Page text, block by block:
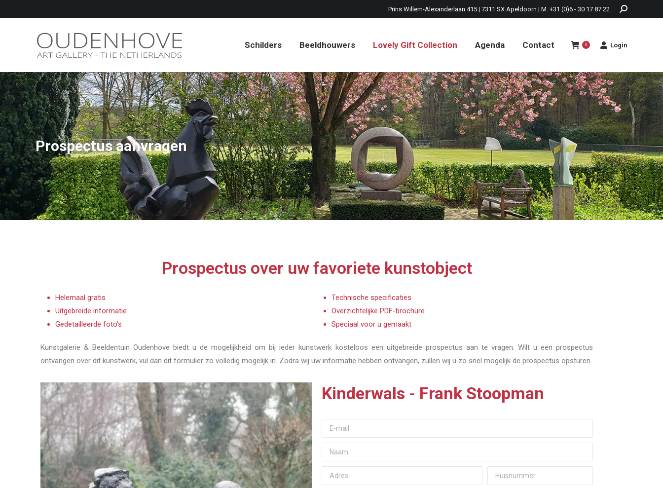
Prins Willem-Alexanderlaan 415 | 7311 SX Apeldoorn | M. +31 (0)6 - 30 17 87 22
Schilders Beeldhouwers Lovely Gift Collection Agenda Contact 0 Login
Prospectus aanvragen
Prospectus over uw favoriete kunstobject
Helemaal gratis
Uitgebreide informatie
Gedetailleerde foto’s
Technische specificaties
Overzichtelijke PDF-brochure
Speciaal voor u gemaakt
Kunstgalerie & Beeldentuin Oudenhove biedt u de mogelijkheid om bij ieder kunstwerk kosteloos een uitgebreide prospectus aan te vragen. Wilt u een prospectus
ontvangen over dit kunstwerk, vul dan dit formulier zo volledig mogelijk in. Zodra wij uw informatie hebben ontvangen, zullen wij u zo snel mogelijk de prospectus opsturen.
Kinderwals - Frank Stoopman
Schilders Beeldhouwers Lovely Gift Collection Agenda Contact Login